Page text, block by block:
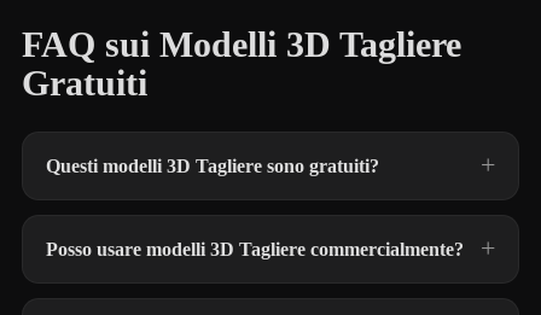
FAQ sui Modelli 3D Tagliere
Gratuiti
Questi modelli 3D Tagliere sono gratuiti?
Posso usare modelli 3D Tagliere commercialmente?